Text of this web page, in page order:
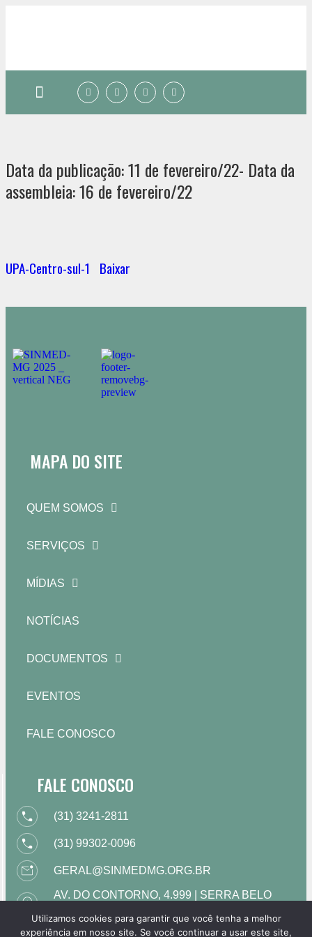
Data da publicação: 11 de fevereiro/22- Data da
assembleia: 16 de fevereiro/22
UPA-Centro-sul-1 Baixar
MAPA DO SITE
QUEM SOMOS
SERVIÇOS
MÍDIAS
NOTÍCIAS
DOCUMENTOS
EVENTOS
FALE CONOSCO
FALE CONOSCO
(31) 3241-2811
(31) 99302-0096
GERAL@SINMEDMG.ORG.BR
AV. DO CONTORNO, 4.999 | SERRA BELO
HORÁRIO DE FUNCIONAMENTO: DE 09H
Utilizamos cookies para garantir que você tenha a melhor
experiência em nosso site. Se você continuar a usar este site,